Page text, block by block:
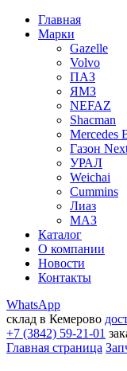
Главная
Марки
Gazelle
Volvo
ПАЗ
ЯМЗ
NEFAZ
Shacman
Mercedes
Газон
УРАЛ
Weichai
Cummins
Лиаз
МАЗ
Каталог
О компании
Новости
Контакты
WhatsApp
склад в Кемерово
+7 (3842) 59-21-01
Главная страница